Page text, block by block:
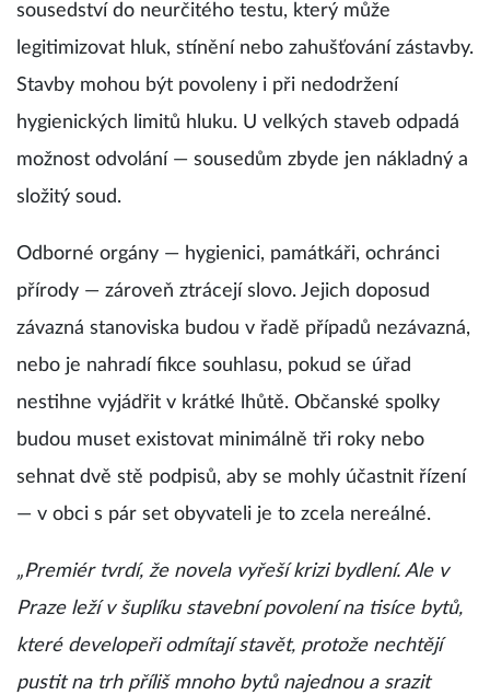
sousedství do neurčitého testu, který může
legitimizovat hluk, stínění nebo zahušťování zástavby.
Stavby mohou být povoleny i při nedodržení
hygienických limitů hluku. U velkých staveb odpadá
možnost odvolání — sousedům zbyde jen nákladný a
složitý soud.
Odborné orgány — hygienici, památkáři, ochránci
přírody — zároveň ztrácejí slovo. Jejich doposud
závazná stanoviska budou v řadě případů nezávazná,
nebo je nahradí fikce souhlasu, pokud se úřad
nestihne vyjádřit v krátké lhůtě. Občanské spolky
budou muset existovat minimálně tři roky nebo
sehnat dvě stě podpisů, aby se mohly účastnit řízení
— v obci s pár set obyvateli je to zcela nereálné.
„Premiér tvrdí, že novela vyřeší krizi bydlení. Ale v
Praze leží v šuplíku stavební povolení na tisíce bytů,
které developeři odmítají stavět, protože nechtějí
pustit na trh příliš mnoho bytů najednou a srazit